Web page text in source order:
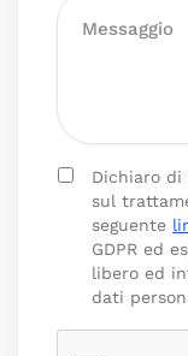
Dichiaro di
sul
seguente
GDPR ed
libero ed
dati